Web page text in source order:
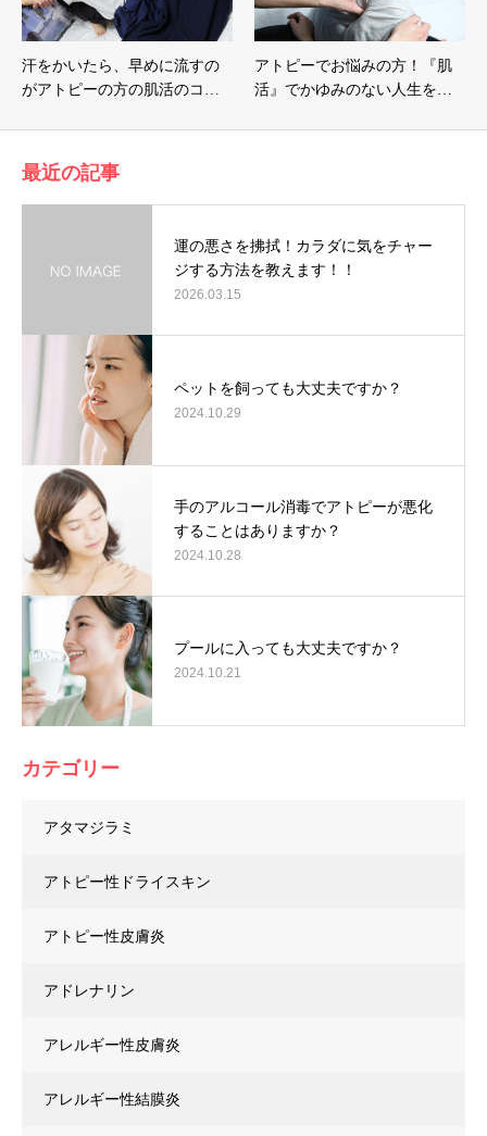
汗をかいたら、早めに流すの
がアトピーの方の肌活のコ…
アトピーでお悩みの方！『肌
活』でかゆみのない人生を…
最近の記事
運の悪さを拂拭！カラダに気をチャー
ジする方法を教えます！！
2026.03.15
ペットを飼っても大丈夫ですか？
2024.10.29
手のアルコール消毒でアトピーが悪化
することはありますか？
2024.10.28
プールに入っても大丈夫ですか？
2024.10.21
カテゴリー
アタマジラミ
アトピー性ドライスキン
アトピー性皮膚炎
アドレナリン
アレルギー性皮膚炎
アレルギー性結膜炎